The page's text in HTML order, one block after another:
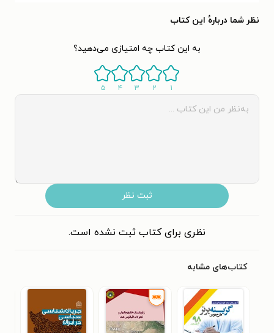
نظر شما دربارهٔ این کتاب
به این کتاب چه امتیازی می‌دهید؟
۱ ۲ ۳ ۴ ۵
ثبت نظر
نظری برای کتاب ثبت نشده است.
کتاب‌های مشابه